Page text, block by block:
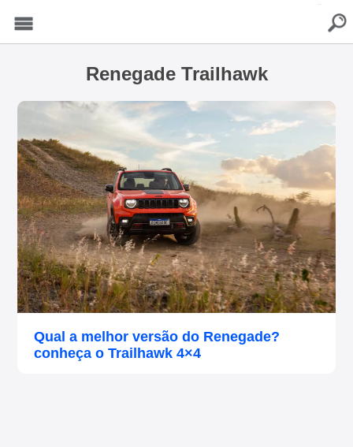
Renegade Trailhawk
Qual a melhor versão do Renegade?
conheça o Trailhawk 4×4